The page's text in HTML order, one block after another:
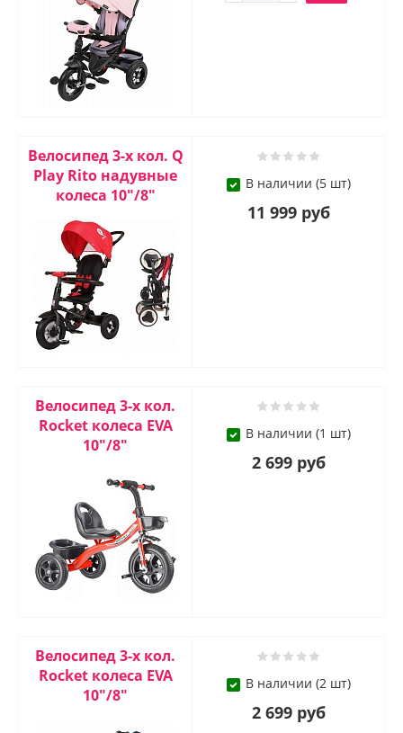
Велосипед 3-х кол. Q
Play Rito надувные
колеса 10"/8"
В наличии (5 шт)
11 999 руб
Велосипед 3-х кол.
Rocket колеса EVA
10"/8"
В наличии (1 шт)
2 699 руб
Велосипед 3-х кол.
Rocket колеса EVA
10"/8"
В наличии (2 шт)
2 699 руб